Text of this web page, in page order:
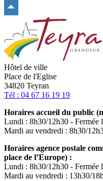
haut
du
site
Hôtel de ville
Place de l'Eglise
34820 Teyran
Tél : 04 67 16 19 19
Horaires accueil du public
Lundi : 8h30/12h30 - Fermée
Mardi au vendredi : 8h30/
Horaires agence postale
place de l’Europe) :
Lundi : 8h30/12h30 - Fermée
Mardi au vendredi : 13h30/